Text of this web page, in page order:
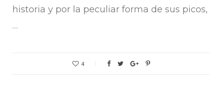
historia y por la peculiar forma de sus picos,
…
4